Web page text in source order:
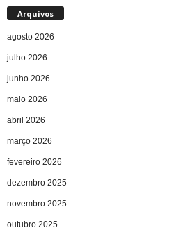
Arquivos
agosto 2026
julho 2026
junho 2026
maio 2026
abril 2026
março 2026
fevereiro 2026
dezembro 2025
novembro 2025
outubro 2025